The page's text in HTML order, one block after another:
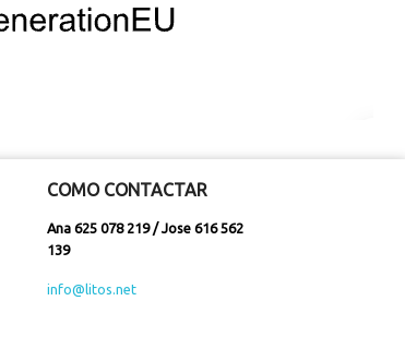
COMO CONTACTAR
Ana 625 078 219 / Jose 616 562
139
info@litos.net